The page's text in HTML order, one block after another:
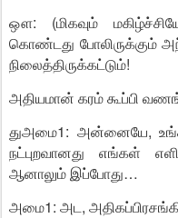
ஔ: (மிகவும்
கொண்டது போலிருக்கும்
நிலைத்திருக்கட்டும்!
அதியமான் கரம் கூப்பி
துஅமை1: அன்னையே,
நட்புறவானது எங்கள்
ஆனாலும் இப்போது…
அமை1: அட,